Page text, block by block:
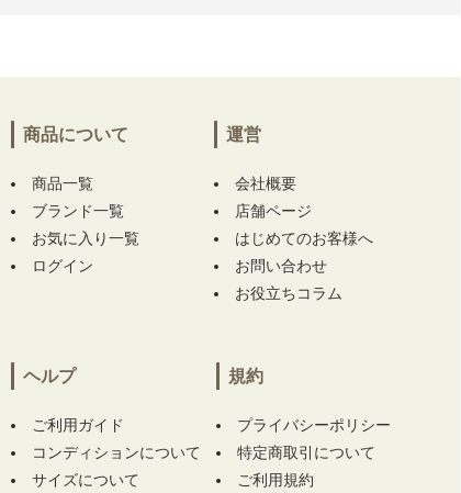
ーバランスゴルフ New Balance golf パンツ 5
ル】 をお買い上げ!!ありがとうございます！
東京都にて
【中古 レディース マークアンドロ
黒 モックネック ストレッチ】 【中古 ブリー
フィング BRIEFING サンバイザー ブラック 黒
【中古 レディース マークアンドロ
ナ MARK&LONA 半袖シャツ 36(S) ブラック
黒 モックネック ストレッチ】【中古 ブリー
フィング BRIEFING サンバイザー ブラック 黒
シリコンロゴ】 をお買い上げ!!ありがとうござ
商品について
商品一覧
ブランド一覧
お気に入り一覧
ログイン
運営
会社概要
店舗ページ
はじめてのお客様へ
お問い合わせ
お役立ちコラム
ヘルプ
ご利用ガイド
コンディションについて
サイズについて
規約
プライバシーポリシー
特定商取引について
ご利用規約